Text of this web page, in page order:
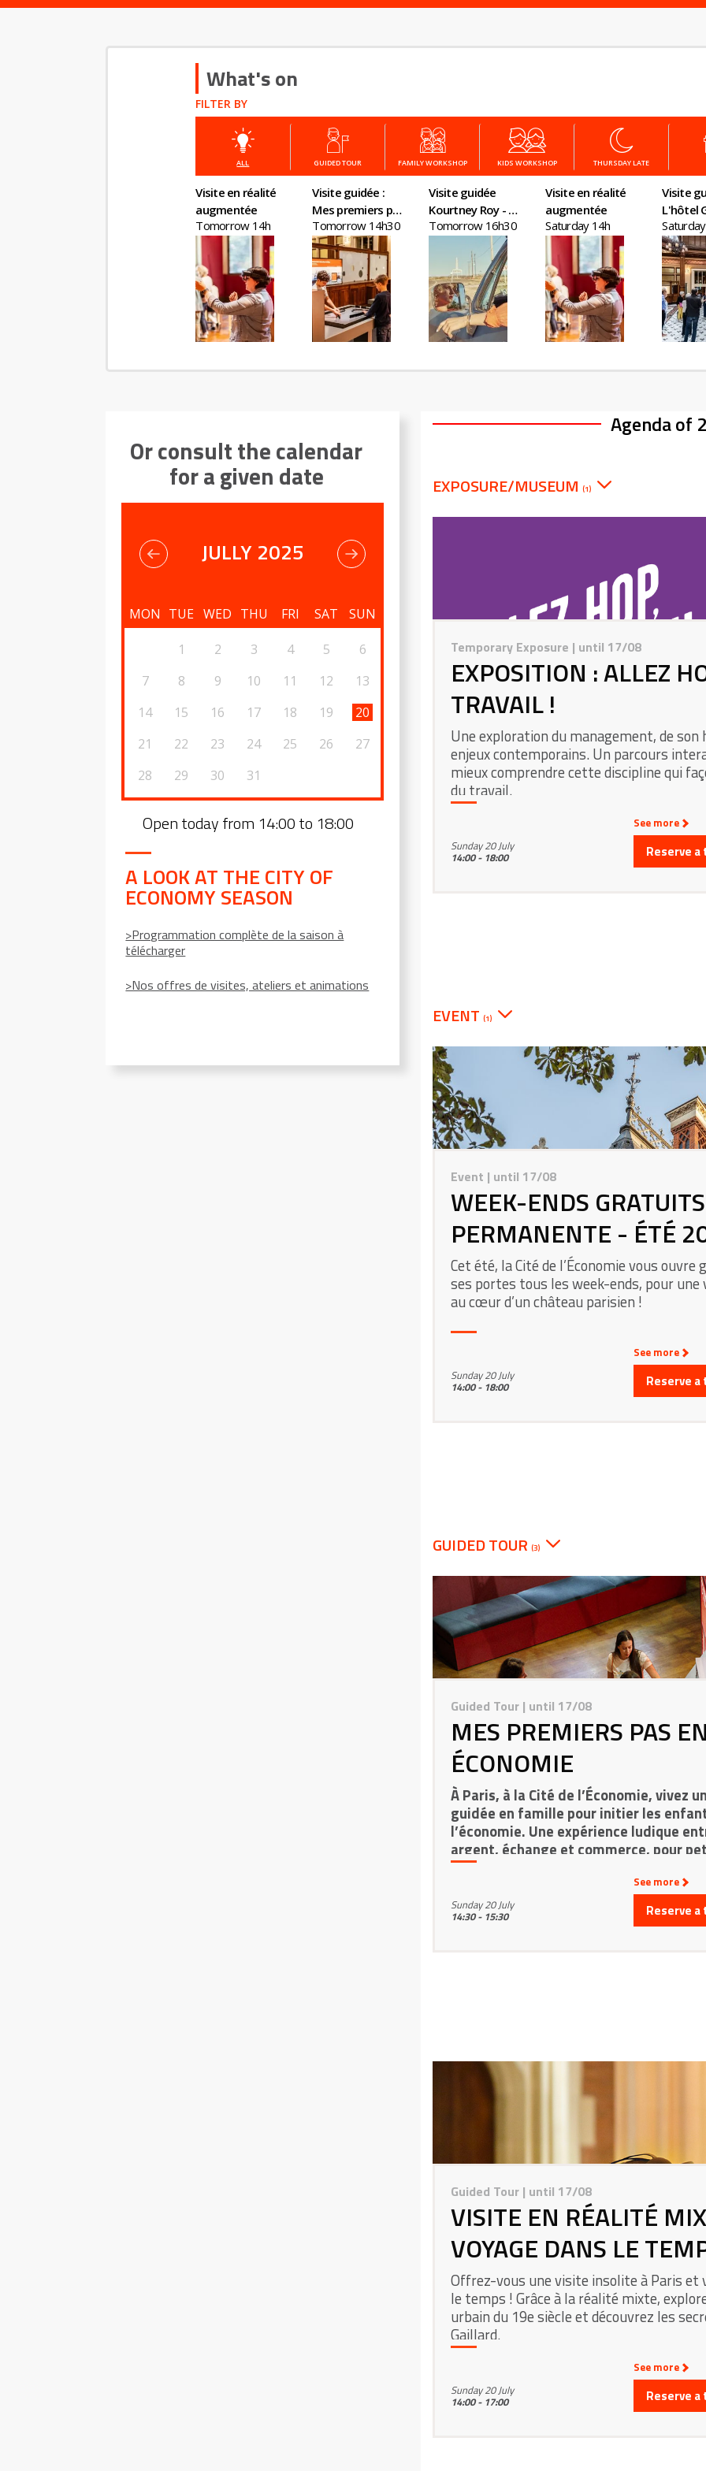
What's on
FILTER BY
ALL GUIDED TOUR FAMILY WORKSHOP KIDS WORKSHOP THURSDAY LATE
Visite en réalité
augmentée
Tomorrow 14h
Visite guidée :
Mes premiers pas
en économie
Tomorrow 14h30
Visite guidée
Kourtney Roy - All
Inclusive
Tomorrow 16h30
Visite en réalité
augmentée
Saturday 14h
Visite
L'hôtel
un
plein
Or consult the calendar
for a given date
JULLY 2025
MON TUE WED THU FRI SAT SUN
1 2 3 4 5
6
7
8 9 10 11 12
13
14
15 16 17 18 19
20
21
22 23 24 25 26
27
28
29 30 31
Open today from 14:00 to 18:00
A LOOK AT THE CITY OF
ECONOMY SEASON
>Programmation complète de la saison à
télécharger
>Nos offres de visites, ateliers et animations
Agenda of
EXPOSURE/MUSEUM(1)
Temporary Exposure | until 17/08
EXPOSITION : ALLEZ
TRAVAIL !
Une exploration du management, de son
enjeux contemporains. Un parcours
mieux comprendre cette discipline qui
du travail.
Sunday 20 July
14:00 - 18:00
See more
Reserve
EVENT(1)
Event | until 17/08
WEEK-ENDS
PERMANENTE - ÉTÉ
Cet été, la Cité de l’Économie vous
ses portes tous les week-ends, pour une
au cœur d’un château parisien !
Sunday 20 July
14:00 - 18:00
See more
Reserve
GUIDED TOUR(3)
Guided Tour| until 17/08
MES PREMIERS PAS
ÉCONOMIE
À Paris, à la Cité de l’Économie, vivez
guidée en famille pour initier les
l’économie. Une expérience ludique
argent, échange et commerce, pour
Sunday 20 July
14:30 - 15:30
See more
Reserve
Guided Tour| until 17/08
VISITE EN RÉALITÉ
VOYAGE DANS LE
Offrez-vous une visite insolite à Paris et
le temps ! Grâce à la réalité mixte,
urbain du 19e siècle et découvrez les
Gaillard.
Sunday 20 July
14:00 - 17:00
See more
Reserve